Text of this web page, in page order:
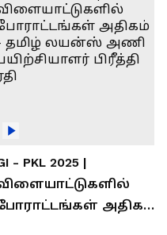
- PKL 2025 |
அதிகம்